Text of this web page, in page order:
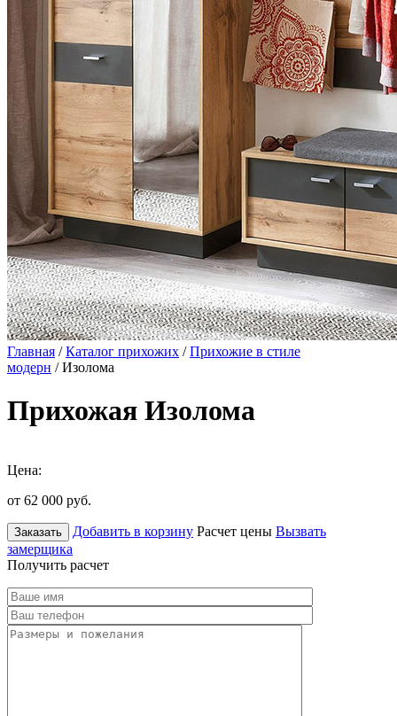
Главная /Каталог прихожих /Прихожие в стиле
модерн / Изолома
Прихожая Изолома
Цена:
от 62 000 руб.
Заказать Добавить в корзину Расчет цены Вызвать
замерщика
Получить расчет